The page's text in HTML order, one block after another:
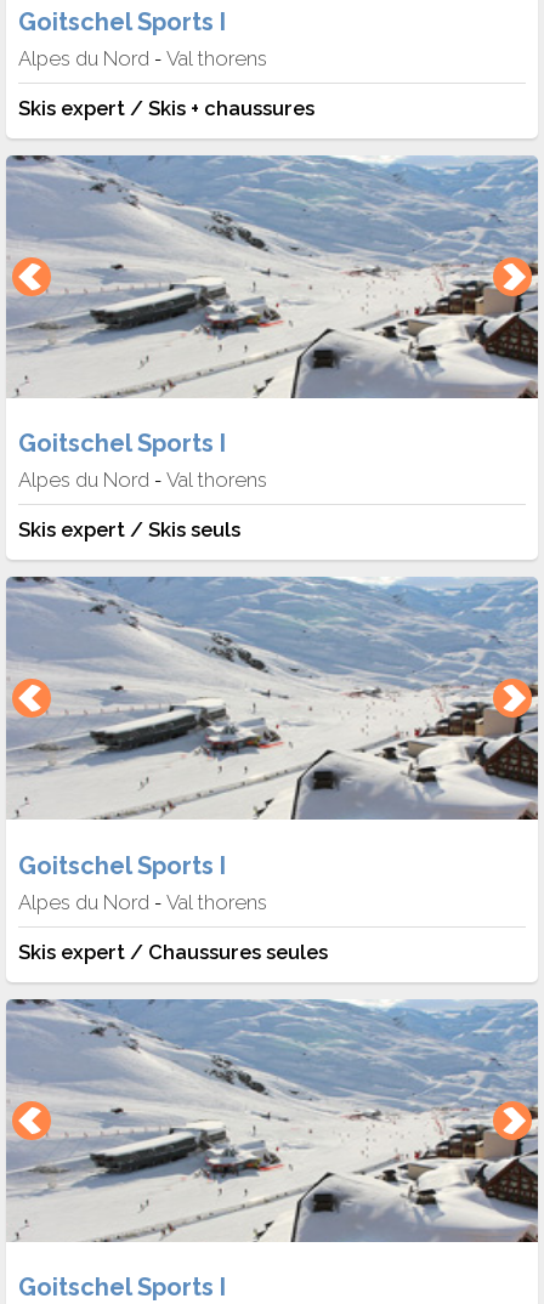
Goitschel Sports I
Alpes du Nord - Val thorens
Skis expert / Skis + chaussures
Goitschel Sports I
Alpes du Nord - Val thorens
Skis expert / Skis seuls
Goitschel Sports I
Alpes du Nord - Val thorens
Skis expert / Chaussures seules
Goitschel Sports I